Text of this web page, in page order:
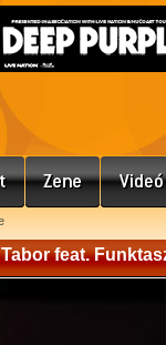
feat.